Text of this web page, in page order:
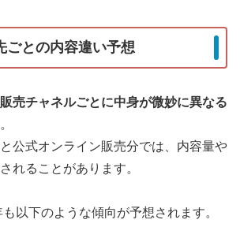
ごとの内容違い予想
販売チャネルごとに中身が微妙に異なる
公式オンライン販売分では、内容量や
れることがあります。
以下のような傾向が予想されます。